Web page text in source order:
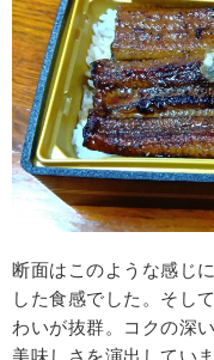
断面はこのような感じ
した食感でした。そし
わいが抜群。コクの深